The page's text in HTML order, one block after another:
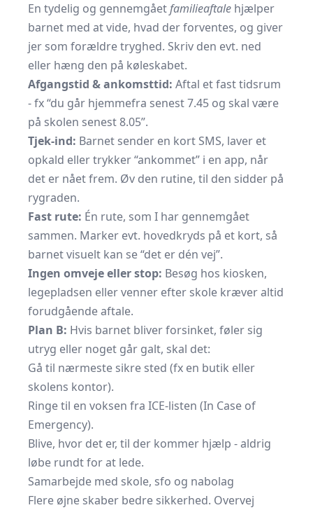
En tydelig og gennemgåetfamilieaftale hjælper
barnet med at vide, hvad der forventes, og giver
jer som forældre tryghed. Skriv den evt. ned
eller hæng den på køleskabet.
Afgangstid & ankomsttid: Aftal et fast tidsrum
- fx “du går hjemmefra senest 7.45 og skal være
på skolen senest 8.05”.
Tjek-ind: Barnet sender en kort SMS, laver et
opkald eller trykker “ankommet” i en app, når
det er nået frem. Øv den rutine, til den sidder på
rygraden.
Fast rute: Én rute, som I har gennemgået
sammen. Marker evt. hovedkryds på et kort, så
barnet visuelt kan se “det er dén vej”.
Ingen omveje eller stop: Besøg hos kiosken,
legepladsen eller venner efter skole kræver altid
forudgående aftale.
Plan B: Hvis barnet bliver forsinket, føler sig
utryg eller noget går galt, skal det:
Gå til nærmeste sikre sted (fx en butik eller
skolens kontor).
Ringe til en voksen fra ICE-listen (In Case of
Emergency).
Blive, hvor det er, til der kommer hjælp - aldrig
løbe rundt for at lede.
Samarbejde med skole, sfo og nabolag
Flere øjne skaber bedre sikkerhed. Overvej